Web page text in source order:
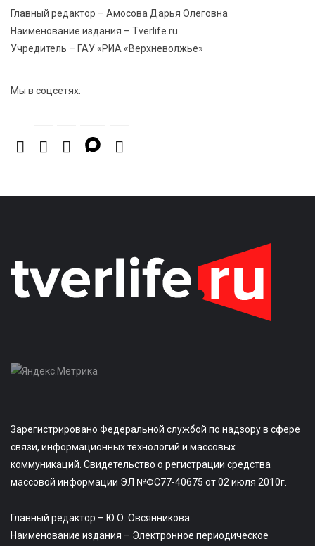
Виталий Королев поздравил ветерана из Твери со
100-летием
Главный редактор – Амосова Дарья Олеговна
Наименование издания – Tverlife.ru
Учредитель – ГАУ «РИА «Верхневолжье»
Мы в соцсетях:
Зарегистрировано Федеральной службой по надзору в сфере
связи, информационных технологий и массовых
коммуникаций. Свидетельство о регистрации средства
массовой информации ЭЛ №ФС77-40675 от 02 июля 2010г.
Главный редактор – Ю.О. Овсянникова
Наименование издания – Электронное периодическое